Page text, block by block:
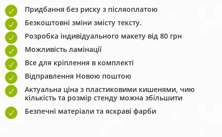
Придбання без риску з післяоплатою
Безкоштовні зміни змісту тексту.
Розробка індивідуального макету від 80 грн
Можливість ламінації
Все для кріплення в комплекті
Відправлення Новою поштою
Актуальна ціна з пластиковими кишенями, чию
кількість та розмір стенду можна збільшити
Безпечні матеріали та яскраві фарби